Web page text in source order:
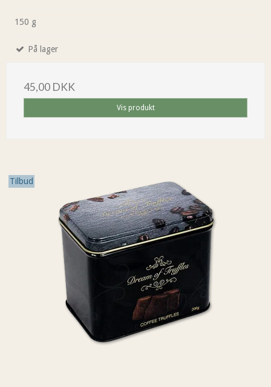
150 g
På lager
45,00 DKK
Vis produkt
Tilbud